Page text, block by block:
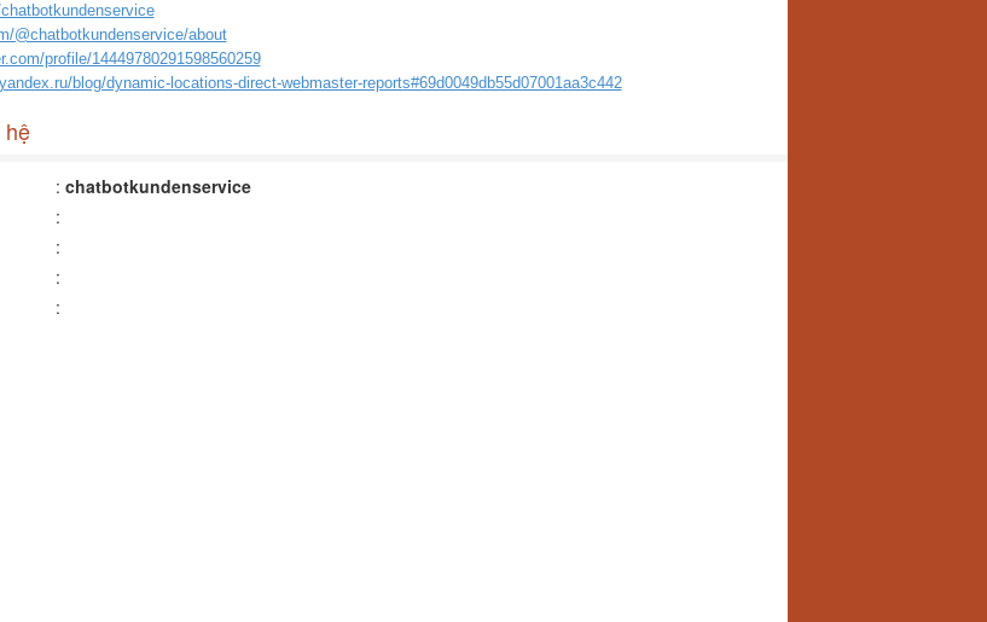
@chatbotkundenservice/about
profile/14449780291598560259
blog/dynamic-locations-direct-webmaster-reports#69d0049db55d07001aa3c442
: chatbotkundenservice
:
:
:
: